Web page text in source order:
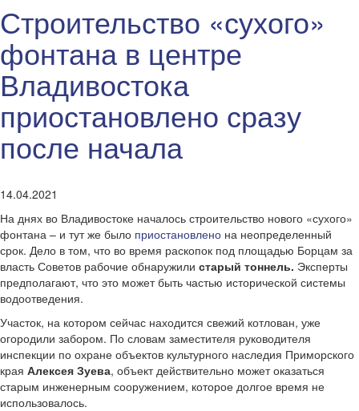
Строительство «сухого»
фонтана в центре
Владивостока
приостановлено сразу
после начала
14.04.2021
На днях во Владивостоке началось строительство нового «сухого»
фонтана – и тут же было приостановлено на неопределенный
срок. Дело в том, что во время раскопок под площадью Борцам за
власть Советов рабочие обнаружили старый тоннель. Эксперты
предполагают, что это может быть частью исторической системы
водоотведения.
Участок, на котором сейчас находится свежий котлован, уже
огородили забором. По словам заместителя руководителя
инспекции по охране объектов культурного наследия Приморского
края Алексея Зуева, объект действительно может оказаться
старым инженерным сооружением, которое долгое время не
использовалось.